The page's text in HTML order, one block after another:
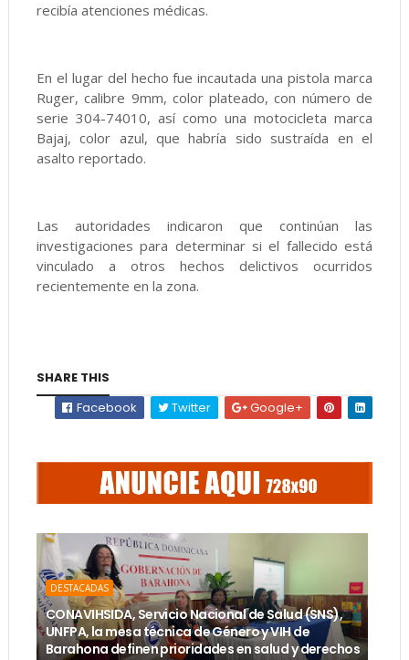
recibía atenciones médicas.
En el lugar del hecho fue incautada una pistola marca
Ruger, calibre 9mm, color plateado, con número de
serie 304-74010, así como una motocicleta marca
Bajaj, color azul, que habría sido sustraída en el
asalto reportado.
Las autoridades indicaron que continúan las
investigaciones para determinar si el fallecido está
vinculado a otros hechos delictivos ocurridos
recientemente en la zona.
SHARE THIS
Facebook
Twitter Google+
DESTACADAS
CONAVIHSIDA, Servicio Nacional de Salud (SNS),
UNFPA, la mesa técnica de Género y VIH de
Barahona definen prioridades en salud y derechos